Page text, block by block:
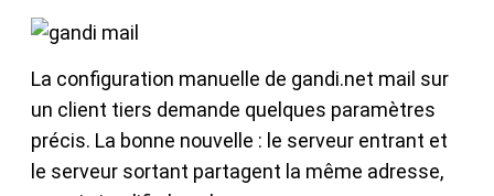
La configuration manuelle de gandi.net mail sur
un client tiers demande quelques paramètres
précis. La bonne nouvelle : le serveur entrant et
le serveur sortant partagent la même adresse,